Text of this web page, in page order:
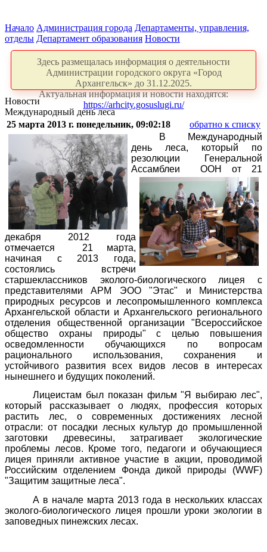
Начало Администрация города Департаменты, управления,
отделы Департамент образования Новости
Здесь размещалась информация о деятельности
Администрации городского округа «Город
Архангельск» до 31.12.2025.
Актуальная информация и новости находятся:
https://arhcity.gosuslugi.ru/
Новости
Международный день леса
25 марта 2013 г. понедельник, 09:02:18
обратно к списку
В Международный
день леса, который по
резолюции
Генеральной
Ассамблеи
ООН от 21
декабря 2012 года
отмечается
21 марта,
начиная с 2013 года,
состоялись встречи
старшеклассников эколого-биологического лицея с
представителями АРМ ЭОО "Этас" и Министерства
природных ресурсов и лесопромышленного комплекса
Архангельской области и Архангельского регионального
отделения общественной организации "Всероссийское
общество охраны природы" с целью повышения
осведомленности обучающихся по вопросам
рационального использования, сохранения и
устойчивого развития всех видов лесов в интересах
нынешнего и будущих поколений.
Лицеистам был показан фильм "Я выбираю лес",
который рассказывает о людях, профессия которых
растить лес, о современных достижениях лесной
отрасли: от посадки лесных культур до промышленной
заготовки древесины, затрагивает экологические
проблемы лесов. Кроме того, педагоги и обучающиеся
лицея приняли активное участие в акции, проводимой
Российским отделением Фонда дикой природы (WWF)
"Защитим защитные леса".
А в начале марта 2013 года в нескольких классах
эколого-биологического лицея прошли уроки экологии в
заповедных пинежских лесах.